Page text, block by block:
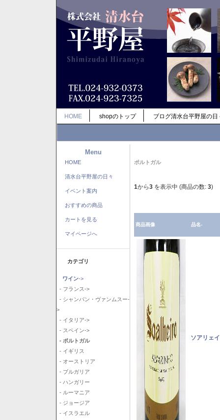
HOME shopのトップ ブログ清水台平野屋の日
Menu
HOME
清水台平野屋の日々
イベント案内
おすすめの商品
カートを見る
マイページへ
カテゴリ
ワイン->
- フランス->
- シャンパン・ヴァンムスー-
>
- イタリア->
- スペイン->
- ポルトガル
- イギリス
- オーストリア
- ブルガリア
- ハンガリー
- ルーマニア
- ジョージア
- イスラエル
ポルトガル
1から3 を表示中 (商品の数: 3)
商品画像 品名-
ソアリェ